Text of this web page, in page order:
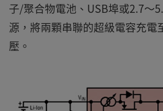
子/聚合物電池、USB埠或2.7～
源，將兩顆串聯的超級電容充電
壓。